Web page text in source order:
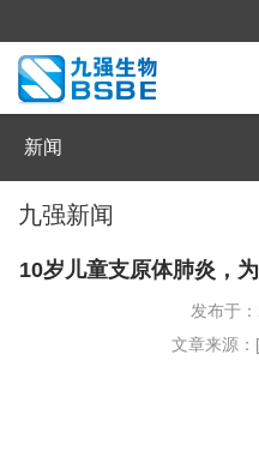
新闻
九强新闻
10岁儿童支原体肺炎，
发布于
文章来源